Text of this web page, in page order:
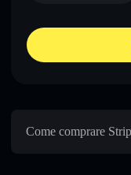
Come comprare